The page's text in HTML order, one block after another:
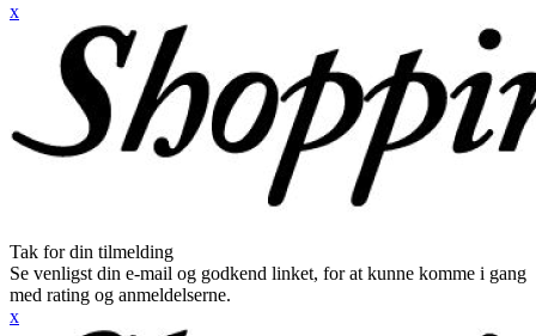
x
Tak for din tilmelding
Se venligst din e-mail og godkend linket, for at kunne komme i gang
med rating og anmeldelserne.
x